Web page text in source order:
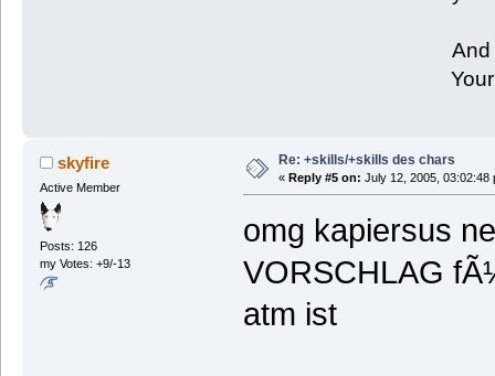
And
skyfire
Active Member
Posts: 126
my Votes: +9/-13
Re: +skills/+skills des chars
« Reply #5 on: July 12, 2005, 03:02:48
omg kapiersus
VORSCHLAG
atm ist